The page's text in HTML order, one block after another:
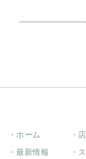
・ホーム ・
・最新情報 ・